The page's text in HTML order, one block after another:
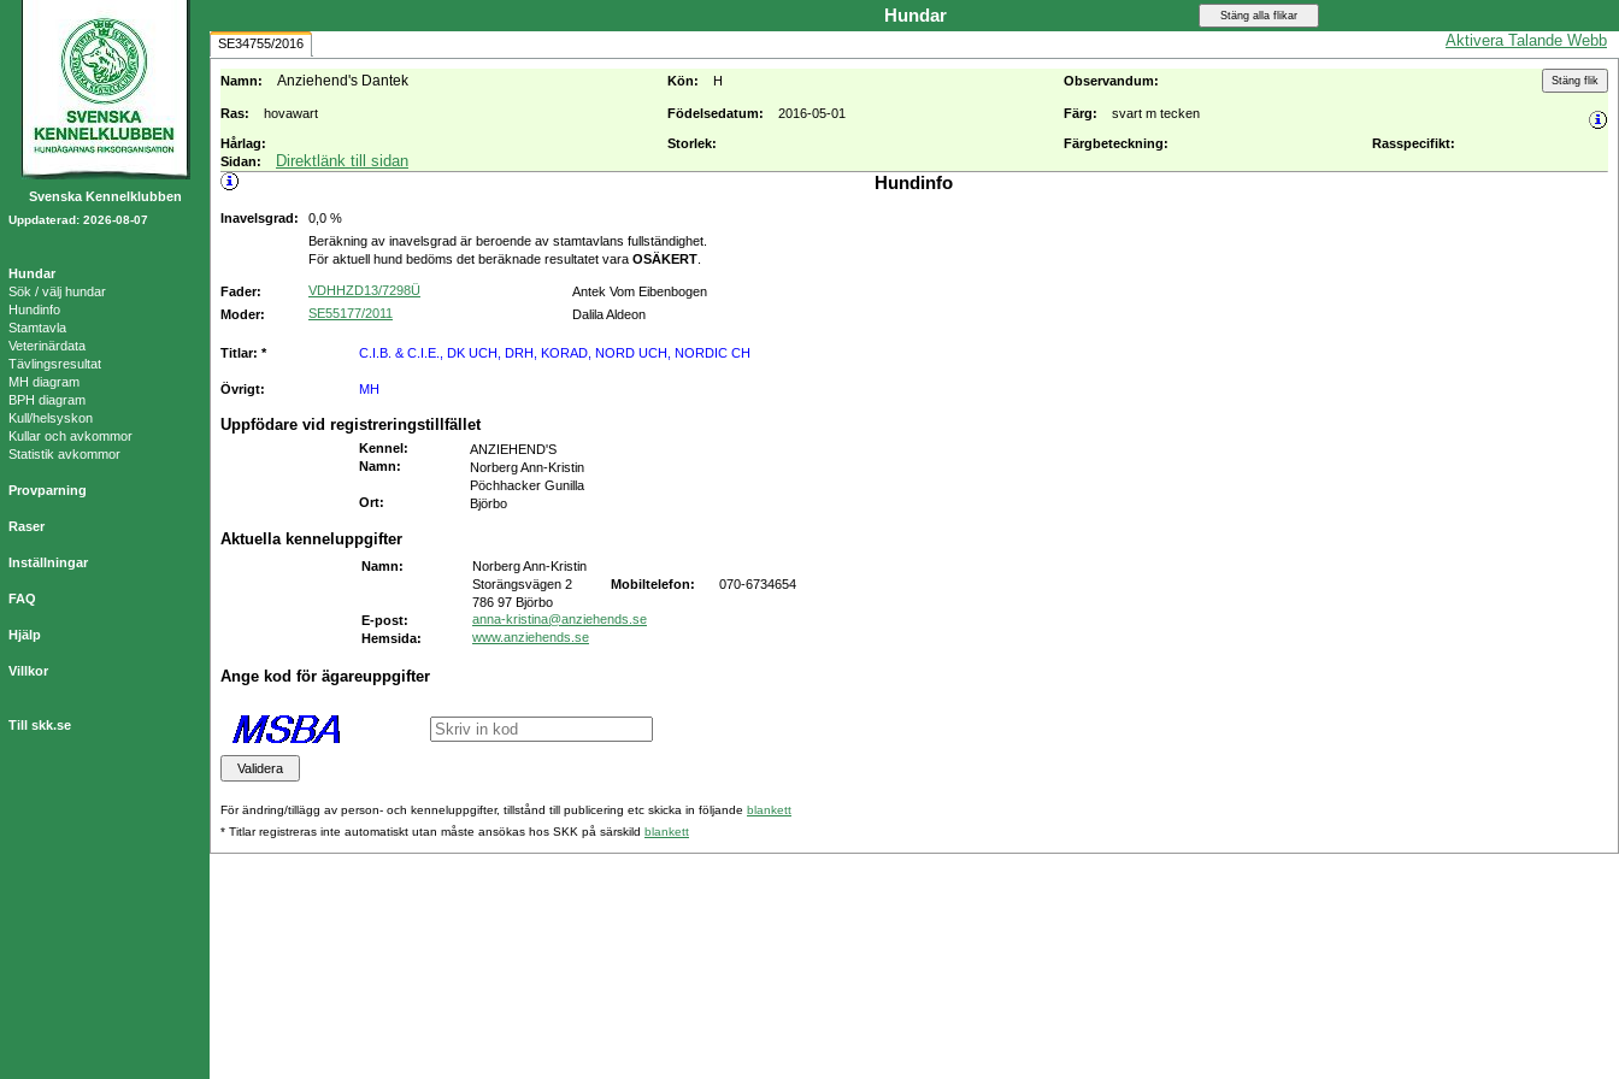
Svenska Kennelklubben
Uppdaterad: 2026-08-07
Hundar
Sök / välj hundar
Hundinfo
Stamtavla
Veterinärdata
Tävlingsresultat
MH diagram
BPH diagram
Kull/helsyskon
Kullar och avkommor
Statistik avkommor
Provparning
Raser
Inställningar
FAQ
Hjälp
Villkor
Till skk.se
Hundar
Aktivera Talande Webb
SE34755/2016
Namn: Anziehend's Dantek Kön: H Observandum:
Ras: hovawart Födelsedatum: 2016-05-01 Färg: svart m tecken
Hårlag: Storlek: Färgbeteckning:
Rasspecifikt:
Sidan:
Direktlänk till sidan
Hundinfo
Inavelsgrad:
0,0 %
Beräkning av inavelsgrad är beroende av stamtavlans fullständighet.
För aktuell hund bedöms det beräknade resultatet vara OSÄKERT
Fader: VDHHZD13/7298Ü
Antek Vom Eibenbogen
Moder:
SE55177/2011 Dalila Aldeon
Titlar: * C.I.B. & C.I.E., DK UCH, DRH, KORAD, NORD UCH, NORDIC CH
Övrigt: MH
Uppfödare vid registreringstillfället
Kennel :
ANZIEHEND'S
Namn:
Norberg Ann-Kristin
Pöchhacker Gunilla
Ort: Björbo
Aktuella kenneluppgifter
Namn:
Norberg Ann-Kristin
Storängsvägen 2
Mobiltelefon:
070-6734654
786 97 Björbo
E-post:
anna-kristina@anziehends.se
Hemsida:
www.anziehends.se
Ange kod för ägareuppgifter
För ändring/tillägg av person- och kenneluppgifter, tillstånd till publicering etc skicka in följande blankett
* Titlar registreras inte automatiskt utan måste ansökas hos SKK på särskild blankett